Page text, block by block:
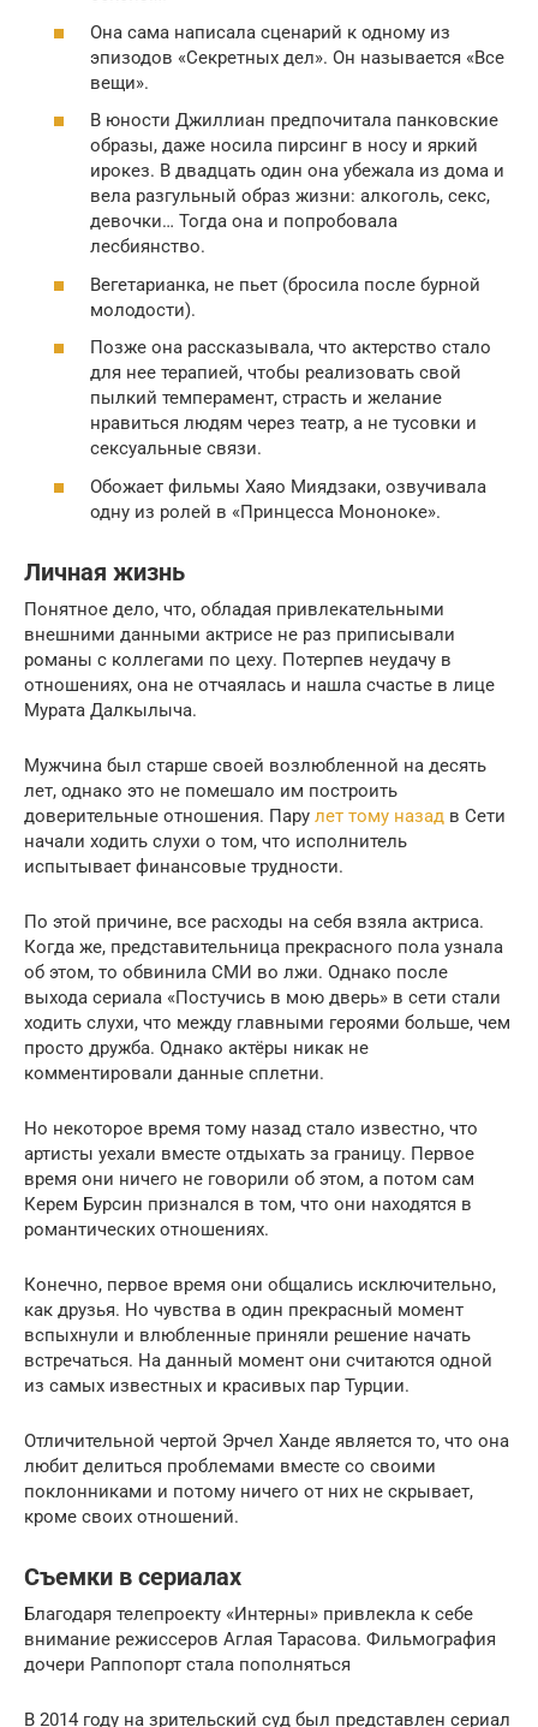
Она сама написала сценарий к одному из
эпизодов «Секретных дел». Он называется «Все
вещи».
В юности Джиллиан предпочитала панковские
образы, даже носила пирсинг в носу и яркий
ирокез. В двадцать один она убежала из дома и
вела разгульный образ жизни: алкоголь, секс,
девочки… Тогда она и попробовала
лесбиянство.
Вегетарианка, не пьет (бросила после бурной
молодости).
Позже она рассказывала, что актерство стало
для нее терапией, чтобы реализовать свой
пылкий темперамент, страсть и желание
нравиться людям через театр, а не тусовки и
сексуальные связи.
Обожает фильмы Хаяо Миядзаки, озвучивала
одну из ролей в «Принцесса Мононоке».
Личная жизнь
Понятное дело, что, обладая привлекательными
внешними данными актрисе не раз приписывали
романы с коллегами по цеху. Потерпев неудачу в
отношениях, она не отчаялась и нашла счастье в лице
Мурата Далкылыча.
Мужчина был старше своей возлюбленной на десять
лет, однако это не помешало им построить
доверительные отношения. Пару лет тому назад в Сети
начали ходить слухи о том, что исполнитель
испытывает финансовые трудности.
По этой причине, все расходы на себя взяла актриса.
Когда же, представительница прекрасного пола узнала
об этом, то обвинила СМИ во лжи. Однако после
выхода сериала «Постучись в мою дверь» в сети стали
ходить слухи, что между главными героями больше, чем
просто дружба. Однако актёры никак не
комментировали данные сплетни.
Но некоторое время тому назад стало известно, что
артисты уехали вместе отдыхать за границу. Первое
время они ничего не говорили об этом, а потом сам
Керем Бурсин признался в том, что они находятся в
романтических отношениях.
Конечно, первое время они общались исключительно,
как друзья. Но чувства в один прекрасный момент
вспыхнули и влюбленные приняли решение начать
встречаться. На данный момент они считаются одной
из самых известных и красивых пар Турции.
Отличительной чертой Эрчел Ханде является то, что она
любит делиться проблемами вместе со своими
поклонниками и потому ничего от них не скрывает,
кроме своих отношений.
Съемки в сериалах
Благодаря телепроекту «Интерны» привлекла к себе
внимание режиссеров Аглая Тарасова. Фильмография
дочери Раппопорт стала пополняться
В 2014 году на зрительский суд был представлен сериал